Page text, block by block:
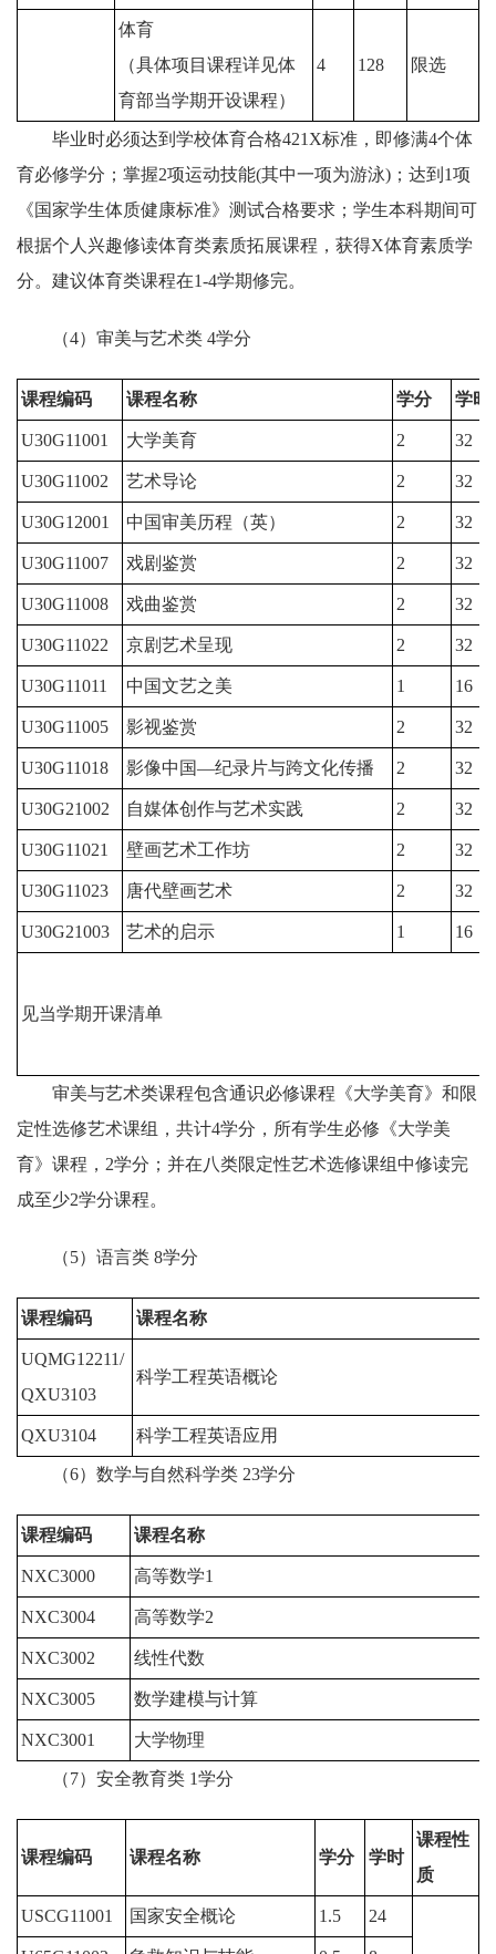
体育
（具体项目课程详见体
育部当学期开设课程）
4 128 限选
毕业时必须达到学校体育合格421X标准，即修满4个体
育必修学分；掌握2项运动技能(其中一项为游泳)；达到1项
《国家学生体质健康标准》测试合格要求；学生本科期间可
根据个人兴趣修读体育类素质拓展课程，获得X体育素质学
分。建议体育类课程在1-4学期修完。
（4）审美与艺术类 4学分
课程编码 课程名称 学分 学时
U30G11001 大学美育 2 32
U30G11002 艺术导论 2 32
U30G12001 中国审美历程（英） 2 32
U30G11007 戏剧鉴赏 2 32
U30G11008 戏曲鉴赏 2 32
U30G11022 京剧艺术呈现 2 32
U30G11011 中国文艺之美 1 16
U30G11005 影视鉴赏 2 32
U30G11018 影像中国—纪录片与跨文化传播 2 32
U30G21002 自媒体创作与艺术实践 2 32
U30G11021 壁画艺术工作坊 2 32
U30G11023 唐代壁画艺术 2 32
U30G21003 艺术的启示 1 16
见当学期开课清单
审美与艺术类课程包含通识必修课程《大学美育》和限
定性选修艺术课组，共计4学分，所有学生必修《大学美
育》课程，2学分；并在八类限定性艺术选修课组中修读完
成至少2学分课程。
（5）语言类 8学分
课程编码 课程名称
UQMG12211/
QXU3103
科学工程英语概论
QXU3104 科学工程英语应用
（6）数学与自然科学类 23学分
课程编码 课程名称
NXC3000 高等数学1
NXC3004 高等数学2
NXC3002 线性代数
NXC3005 数学建模与计算
NXC3001 大学物理
（7）安全教育类 1学分
课程编码 课程名称 学分 学时
课程性
质
USCG11001 国家安全概论 1.5 24